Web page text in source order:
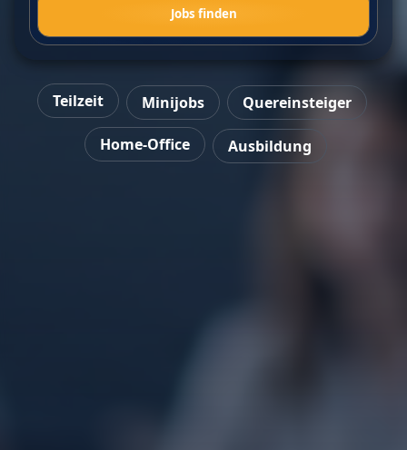
Jobs finden
Teilzeit Minijobs Quereinsteiger
Home-Office Ausbildung